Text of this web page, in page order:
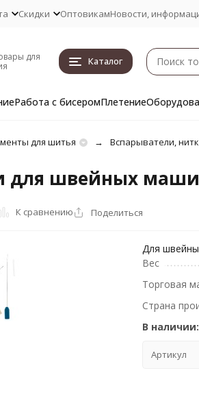
Скидки ОптовикамНовости,
для
Каталог
Работа с бисеромПлетение
для шитья Вспарыватели,
для швейных
К сравнению Поделиться
Для
Вес
Торговая
Страна
В наличии:
Артикул